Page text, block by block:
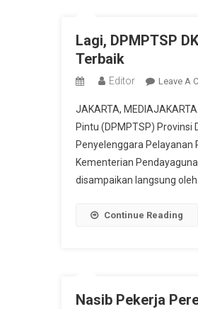
Lagi, DPMPTSP
Terbaik
Editor Leave A
JAKARTA,
Pintu (DPMPTSP)
Penyelenggara
Kementerian
disampaikan langsung oleh
Continue Reading
Nasib Pekerja